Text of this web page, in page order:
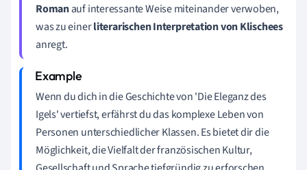
Romanauf interessante Weise miteinander verwoben,
was zu einerliterarischen Interpretation von Klischees
anregt.
Wenn du dich in die Geschichte von 'Die Eleganz des
Igels' vertiefst, erfährst du das komplexe Leben von
Personen unterschiedlicher Klassen. Es bietet dir die
Möglichkeit, die Vielfalt der französischen Kultur,